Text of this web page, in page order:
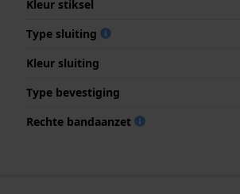
Kleur stiksel
Type sluiting
Kleur sluiting
Type bevestiging
Rechte bandaanzet